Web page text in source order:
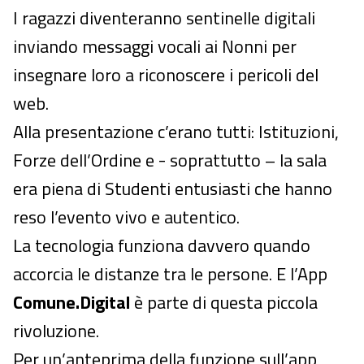
I ragazzi diventeranno sentinelle digitali
inviando messaggi vocali ai Nonni per
insegnare loro a riconoscere i pericoli del
web.
Alla presentazione c’erano tutti: Istituzioni,
Forze dell’Ordine e - soprattutto – la sala
era piena di Studenti entusiasti che hanno
reso l’evento vivo e autentico.
La tecnologia funziona davvero quando
accorcia le distanze tra le persone. E l’App
Comune.Digital è parte di questa piccola
rivoluzione.